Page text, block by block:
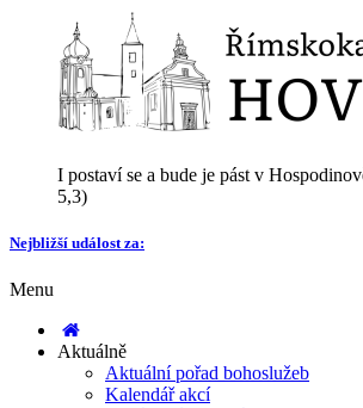
I postaví se a bude je pást v
5,3)
Nejbližší událost za:
Menu
Aktuálně
Aktuální pořad bohoslužeb
Kalendář akcí